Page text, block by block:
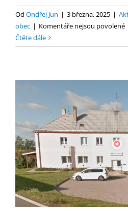
Od Ondřej Jun | 3 března, 2025 |
obec | Komentáře nejsou povolenéu
s
Čtěte dále